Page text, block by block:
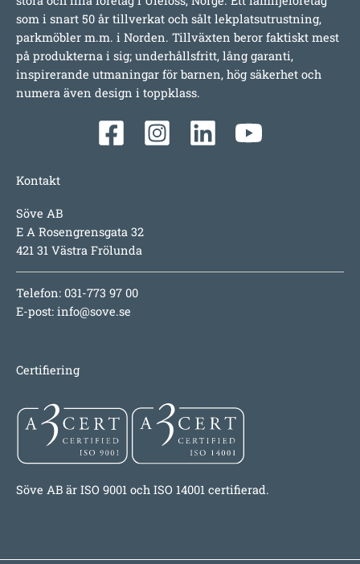
som i snart 50 år tillverkat och sålt lekplatsutrustning,
parkmöbler m.m. i Norden. Tillväxten beror faktiskt mest
på produkterna i sig; underhållsfritt, lång garanti,
inspirerande utmaningar för barnen, hög säkerhet och
numera även design i toppklass.
Kontakt
Söve AB
E A Rosengrensgata 32
421 31 Västra Frölunda
Telefon: 031-773 97 00
E-post: info@sove.se
Certifiering
Söve AB är ISO 9001 och ISO 14001 certifierad.